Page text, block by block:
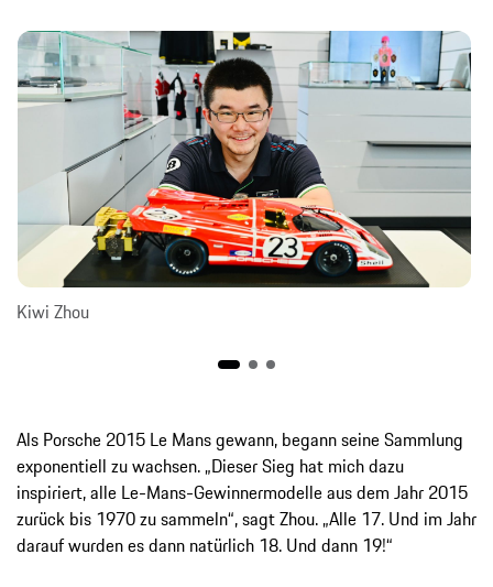
Kiwi Zhou
Als Porsche 2015 Le Mans gewann, begann seine Sammlung
exponentiell zu wachsen. „Dieser Sieg hat mich dazu
inspiriert, alle Le-Mans-Gewinnermodelle aus dem Jahr 2015
zurück bis 1970 zu sammeln“, sagt Zhou. „Alle 17. Und im Jahr
darauf wurden es dann natürlich 18. Und dann 19!“